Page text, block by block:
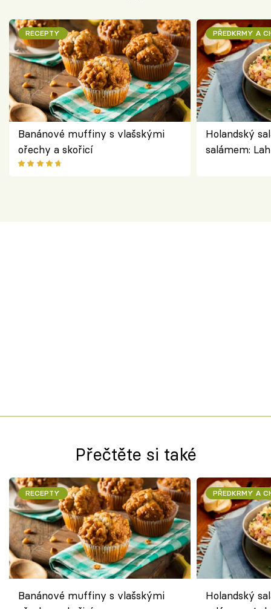
RECEPTY
Banánové muffiny s vlašskými
ořechy a skořicí
PŘEDKRMY A
Holandský
salámem:
Přečtěte si také
RECEPTY
Banánové muffiny s vlašskými
PŘEDKRMY A
Holandský